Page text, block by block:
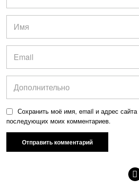
Сохранить моё имя, email и адрес
последующих моих комментариев.